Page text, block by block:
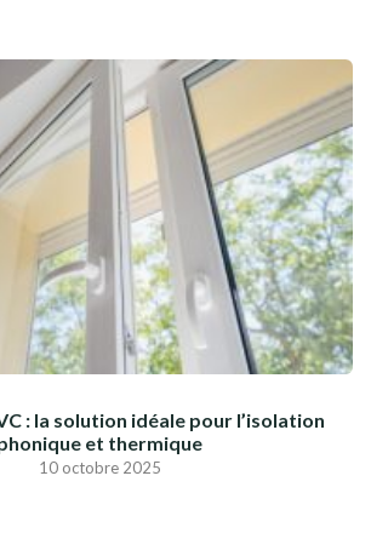
: la solution idéale pour l’isolation
et thermique
10 octobre 2025